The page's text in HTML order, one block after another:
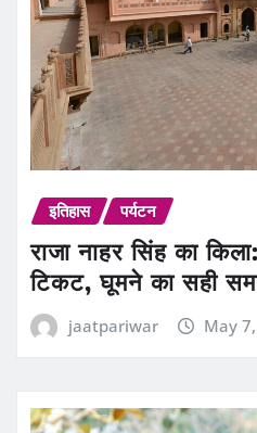
इतिहास पर्यटन
राजा नाहर सिंह का
टिकट, घूमने का सही
jaatpariwar May